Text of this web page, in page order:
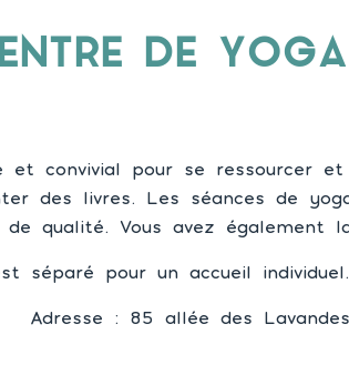
DE
et convivial pour se ressourcer
des livres. Les séances de
de qualité. Vous avez
séparé pour un accueil individuel.
Adresse : 85 allée des Lavandes